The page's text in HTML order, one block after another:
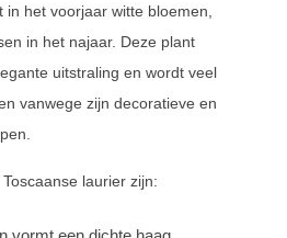
het voorjaar witte bloemen,
in het najaar. Deze plant
uitstraling en wordt veel
vanwege zijn decoratieve en
laurier zijn: